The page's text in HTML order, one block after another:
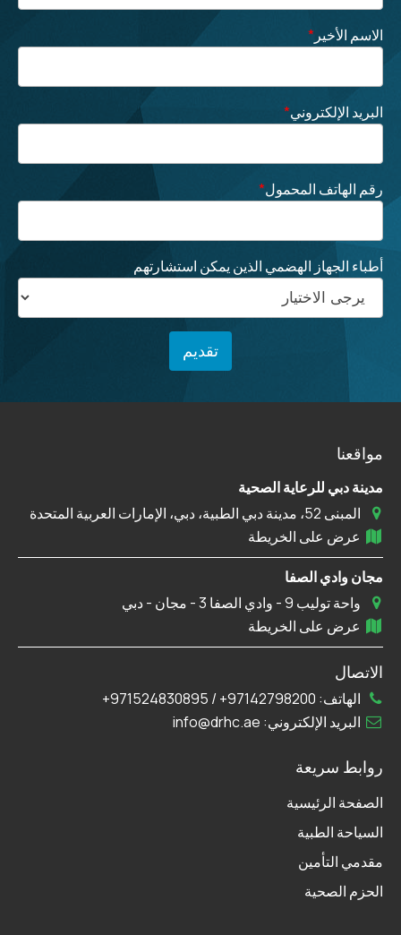
الاسم الأخير *
البريد الإلكتروني*
رقم الهاتف المحمول*
أطباء الجهاز الهضمي الذين يمكن استشارتهم
روابط سريعة
الصفحة الرئيسية
السياحة الطبية
مقدمي التأمين
الحزم الصحية
مواقعنا
مدينة دبي للرعاية الصحية
المبنى 52، مدينة دبي الطبية، دبي، الإمارات العربية المتحدة
عرض على الخريطة
مجان وادي الصفا
واحة توليب 9 - وادي الصفا 3 - مجان - دبي
عرض على الخريطة
الاتصال
الهاتف: 97142798200+
/
971524830895+
البريد الإلكتروني: info@drhc.ae